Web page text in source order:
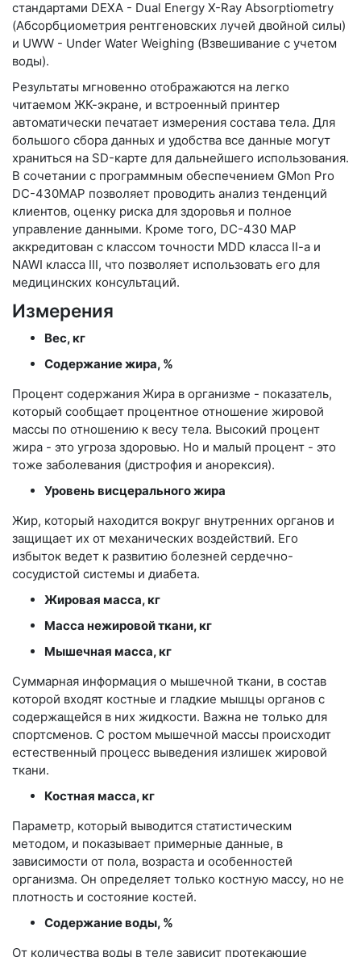
стандартами DEXA - Dual Energy X-Ray Absorptiometry
(Абсорбциометрия рентгеновских лучей двойной силы)
и UWW - Under Water Weighing (Взвешивание с учетом
воды).
Результаты мгновенно отображаются на легко
читаемом ЖК-экране, и встроенный принтер
автоматически печатает измерения состава тела. Для
большого сбора данных и удобства все данные могут
храниться на SD-карте для дальнейшего использования.
В сочетании с программным обеспечением GMon Pro
DC-430MAP позволяет проводить анализ тенденций
клиентов, оценку риска для здоровья и полное
управление данными. Кроме того, DC-430 MAP
аккредитован с классом точности MDD класса II-a и
NAWI класса III, что позволяет использовать его для
медицинских консультаций.
Измерения
Вес, кг
Содержание жира, %
Процент содержания Жира в организме - показатель,
который сообщает процентное отношение жировой
массы по отношению к весу тела. Высокий процент
жира - это угроза здоровью. Но и малый процент - это
тоже заболевания (дистрофия и анорексия).
Уровень висцерального жира
Жир, который находится вокруг внутренних органов и
защищает их от механических воздействий. Его
избыток ведет к развитию болезней сердечно-
сосудистой системы и диабета.
Жировая масса, кг
Масса нежировой ткани, кг
Мышечная масса, кг
Суммарная информация о мышечной ткани, в состав
которой входят костные и гладкие мышцы органов с
содержащейся в них жидкости. Важна не только для
спортсменов. С ростом мышечной массы происходит
естественный процесс выведения излишек жировой
ткани.
Костная масса, кг
Параметр, который выводится статистическим
методом, и показывает примерные данные, в
зависимости от пола, возраста и особенностей
организма. Он определяет только костную массу, но не
плотность и состояние костей.
Содержание воды, %
От количества воды в теле зависит протекающие